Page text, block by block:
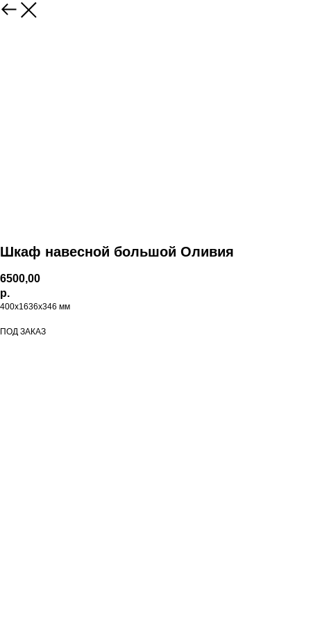
Шкаф навесной большой Оливия
6500,00
р.
400х1636х346 мм
ПОД ЗАКАЗ